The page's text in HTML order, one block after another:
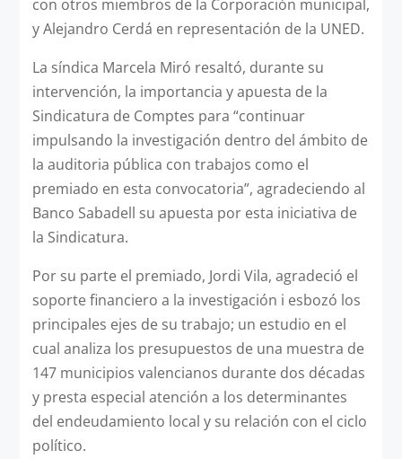
con otros miembros de la Corporación municipal,
y Alejandro Cerdá en representación de la UNED.
La síndica Marcela Miró resaltó, durante su
intervención, la importancia y apuesta de la
Sindicatura de Comptes para “continuar
impulsando la investigación dentro del ámbito de
la auditoria pública con trabajos como el
premiado en esta convocatoria”, agradeciendo al
Banco Sabadell su apuesta por esta iniciativa de
la Sindicatura.
Por su parte el premiado, Jordi Vila, agradeció el
soporte financiero a la investigación i esbozó los
principales ejes de su trabajo; un estudio en el
cual analiza los presupuestos de una muestra de
147 municipios valencianos durante dos décadas
y presta especial atención a los determinantes
del endeudamiento local y su relación con el ciclo
político.